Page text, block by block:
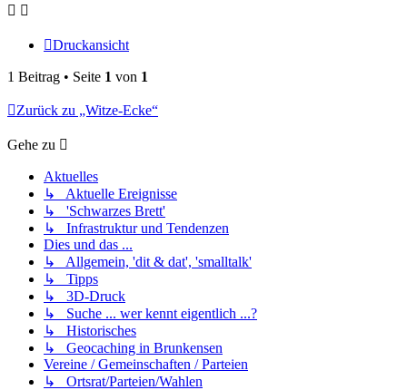
Druckansicht
1 Beitrag • Seite 1 von 1
Zurück zu „Witze-Ecke“
Gehe zu
Aktuelles
↳ Aktuelle Ereignisse
↳ 'Schwarzes Brett'
↳ Infrastruktur und Tendenzen
Dies und das ...
↳ Allgemein, 'dit & dat', 'smalltalk'
↳ Tipps
↳ 3D-Druck
↳ Suche ... wer kennt eigentlich ...?
↳ Historisches
↳ Geocaching in Brunkensen
Vereine / Gemeinschaften / Parteien
↳ Ortsrat/Parteien/Wahlen